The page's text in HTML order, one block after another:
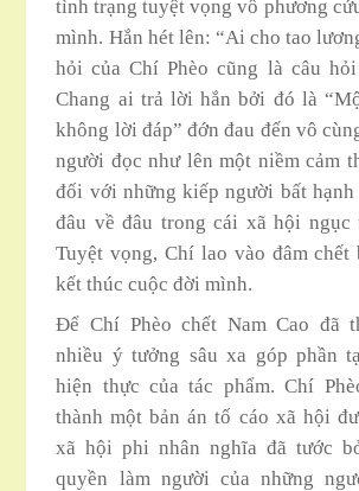
tình trạng tuyệt vọng vô phương
mình. Hắn hét lên: “Ai cho tao
hỏi của Chí Phèo cũng là câu
Chang ai trả lời hắn bởi đó là
không lời đáp” đớn đau đến vô
người đọc như lên một niềm cảm
đối với những kiếp người bất
đâu về đâu trong cái xã hội ngục
Tuyệt vọng, Chí lao vào đâm
kết thúc cuộc đời mình.
Để Chí Phèo chết Nam Cao đã
nhiều ý tưởng sâu xa góp phần
hiện thực của tác phẩm. Chí
thành một bản án tố cáo xã hội
xã hội phi nhân nghĩa đã tước
quyền làm người của những